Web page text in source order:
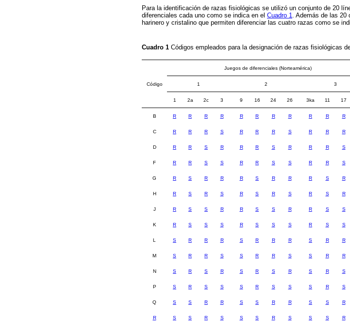
Para la identificación de razas fisiológicas se utilizó un conjunto de 20
diferenciales cada uno como se indica en el Cuadro 1 . Además de las
harinero y cristalino que permiten diferenciar las cuatro razas como se
Cuadro 1 Códigos empleados para la designación de razas fisiológicas
Código
Juegos de diferenciales (Norteamérica)
1 2 3
1 2a 2c 3 9 16 24 26 3ka 11 17
B R R R R R R R R R R R
C R R R S R R R S R R R
D R R S R R R S R R R S
F R R S S R R S S R R S
G R S R R R S R R R S R
H R S R S R S R S R S R
J R S S R R S S R R S S
K R S S S R S S S R S S
L S R R R S R R R S R R
M S R R S S R R S S R R
N S R S R S R S R S R S
P S R S S S R S S S R S
Q S S R R S S R R S S R
R S S R S S S R S S S R